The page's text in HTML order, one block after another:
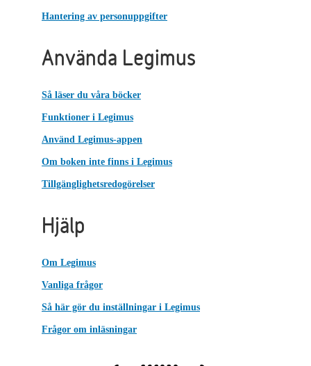
Hantering av personuppgifter
Använda Legimus
Så läser du våra böcker
Funktioner i Legimus
Använd Legimus-appen
Om boken inte finns i Legimus
Tillgänglighetsredogörelser
Hjälp
Om Legimus
Vanliga frågor
Så här gör du inställningar i Legimus
Frågor om inläsningar